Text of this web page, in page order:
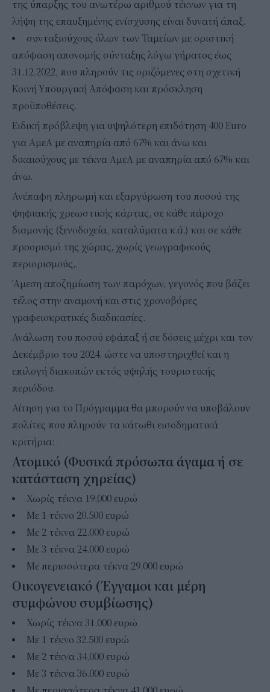
της ύπαρξης του ανωτέρω αριθμού τέκνων για τη
λήψη της επαυξημένης ενίσχυσης είναι δυνατή άπαξ.
συνταξιούχους όλων των Ταμείων με οριστική
απόφαση απονομής σύνταξης λόγω γήρατος έως
31.12.2022, που πληρούν τις οριζόμενες στη σχετική
Κοινή Υπουργική Απόφαση και πρόσκληση
προϋποθέσεις.
Ειδική πρόβλεψη για υψηλότερη επιδότηση 400 Euro
για ΑμεΑ με αναπηρία από 67% και άνω και
δικαιούχους με τέκνα ΑμεΑ με αναπηρία από 67% και
άνω.
Ανέπαφη πληρωμή και εξαργύρωση του ποσού της
ψηφιακής χρεωστικής κάρτας, σε κάθε πάροχο
διαμονής (ξενοδοχεία, καταλύματα κ.ά.) και σε κάθε
προορισμό της χώρας, χωρίς γεωγραφικούς
περιορισμούς,.
'Αμεση αποζημίωση των παρόχων, γεγονός που βάζει
τέλος στην αναμονή και στις χρονοβόρες
γραφειοκρατικές διαδικασίες.
Ανάλωση του ποσού εφάπαξ ή σε δόσεις μέχρι και τον
Δεκέμβριο του 2024, ώστε να υποστηριχθεί και η
επιλογή διακοπών εκτός υψηλής τουριστικής
περιόδου.
Αίτηση για το Πρόγραμμα θα μπορούν να υποβάλουν
πολίτες που πληρούν τα κάτωθι εισοδηματικά
κριτήρια:
Ατομικό (Φυσικά πρόσωπα άγαμα ή σε
κατάσταση χηρείας)
Χωρίς τέκνα 19.000 ευρώ
Με 1 τέκνο 20.500 ευρώ
Με 2 τέκνα 22.000 ευρώ
Με 3 τέκνα 24.000 ευρώ
Με περισσότερα τέκνα 29.000 ευρώ
Οικογενειακό (Έγγαμοι και μέρη
συμφώνου συμβίωσης)
Χωρίς τέκνα 31.000 ευρώ
Με 1 τέκνο 32.500 ευρώ
Με 2 τέκνα 34.000 ευρώ
Με 3 τέκνα 36.000 ευρώ